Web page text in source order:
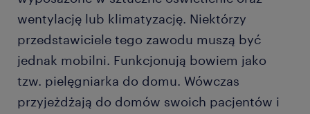
wentylację lub klimatyzację. Niektórzy
przedstawiciele tego zawodu muszą być
jednak mobilni. Funkcjonują bowiem jako
tzw. pielęgniarka do domu. Wówczas
przyjeżdżają do domów swoich pacjentów i